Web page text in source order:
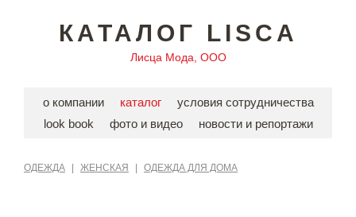
КАТАЛОГ LISCA
Лисца Мода, ООО
о компании каталог
условия сотрудничества
look book
фото и видео новости и репортажи
ОДЕЖДА ЖЕНСКАЯ ОДЕЖДА ДЛЯ ДОМА